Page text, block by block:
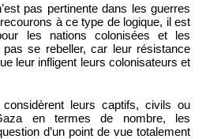
pas pertinente dans les guerres
à ce type de logique, il est
les nations colonisées et les
se rebeller, car leur résistance
leur infligent leurs colonisateurs et
leurs captifs, civils ou
en termes de nombre, les
d’un point de vue totalement